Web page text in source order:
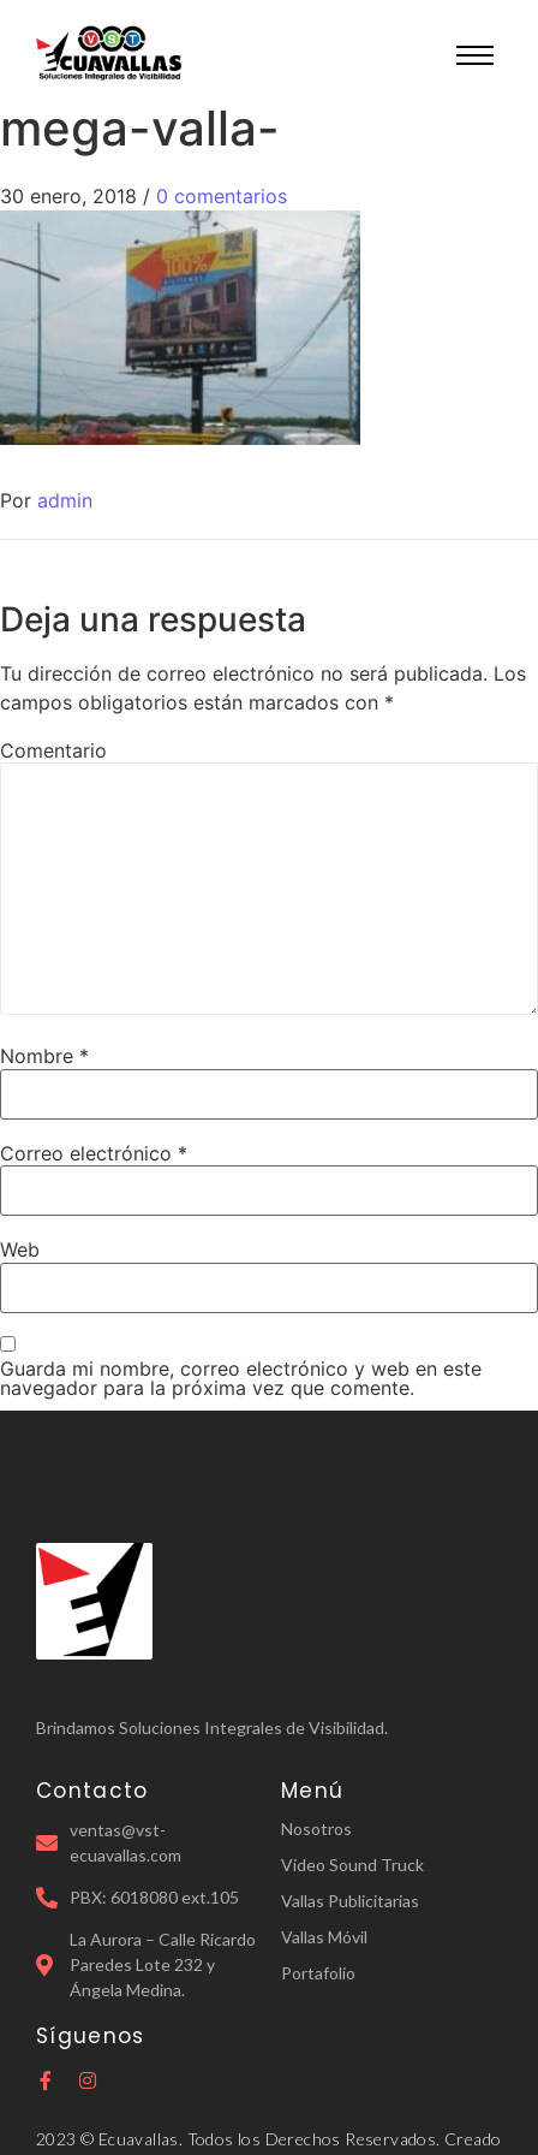
mega-valla-
30 enero, 2018 / 0 comentarios
Por admin
Deja una respuesta
Tu dirección de correo electrónico no será publicada. Los
campos obligatorios están marcados con *
Comentario
Nombre *
Correo electrónico *
Web
Guarda mi nombre, correo electrónico y web en este
navegador para la próxima vez que comente.
Brindamos Soluciones Integrales de Visibilidad.
Contacto
ventas@vst-
ecuavallas.com
PBX: 6018080 ext.105
La Aurora – Calle Ricardo
Paredes Lote 232 y
Ángela Medina.
Menú
Nosotros
Video Sound Truck
Vallas Publicitarias
Vallas Móvil
Portafolio
Síguenos
2023 © Ecuavallas. Todos los Derechos Reservados. Creado